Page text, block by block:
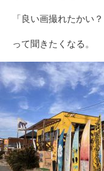
「良い画撮れたかい？
って聞きたくなる。